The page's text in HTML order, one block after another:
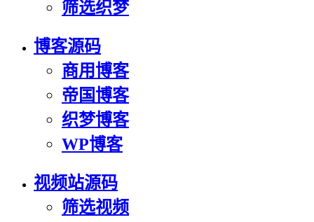
筛选织梦
博客源码
商用博客
帝国博客
织梦博客
WP博客
视频站源码
筛选视频